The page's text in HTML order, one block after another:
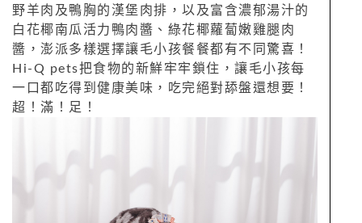
野羊肉及鴨胸的漢堡肉排，以及富含濃郁湯汁的
白花椰南瓜活力鴨肉醬、綠花椰蘿蔔嫩雞腿肉
醬，澎派多樣選擇讓毛小孩餐餐都有不同驚喜！
Hi-Q pets把食物的新鮮牢牢鎖住，讓毛小孩每
一口都吃得到健康美味，吃完絕對舔盤還想要！
超！滿！足！